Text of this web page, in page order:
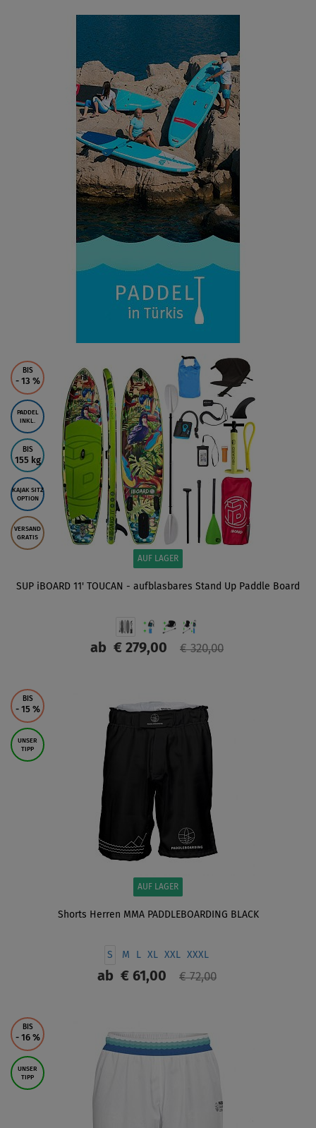
ANZEIGEN
BIS
- 13 %
PADDEL
INKL.
BIS
155 kg
KAJAK SITZ
OPTION
VERSAND
GRATIS
AUF LAGER
SUP iBOARD 11' TOUCAN - aufblasbares Stand Up Paddle Board
ab € 279,00 € 320,00
BIS
- 15 %
UNSER
TIPP
AUF LAGER
Shorts Herren MMA PADDLEBOARDING BLACK
S M L XL XXL XXXL
ab € 61,00 € 72,00
BIS
- 16 %
UNSER
TIPP